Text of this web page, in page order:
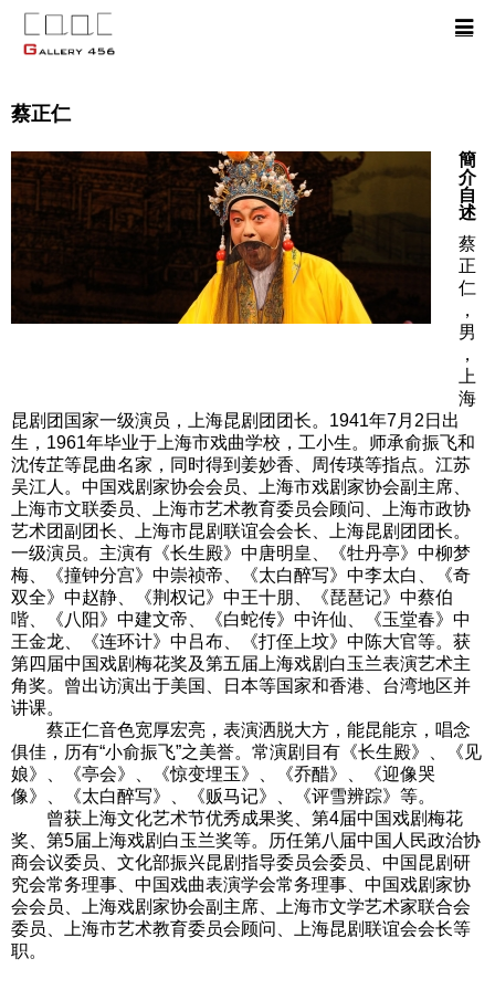
蔡正仁
簡
介
自
述
蔡
正
仁
，
男
，
上
海
昆剧团国家一级演员，上海昆剧团团长。1941年7月2日出
生，1961年毕业于上海市戏曲学校，工小生。师承俞振飞和
沈传芷等昆曲名家，同时得到姜妙香、周传瑛等指点。江苏
吴江人。中国戏剧家协会会员、上海市戏剧家协会副主席、
上海市文联委员、上海市艺术教育委员会顾问、上海市政协
艺术团副团长、上海市昆剧联谊会会长、上海昆剧团团长。
一级演员。主演有《长生殿》中唐明皇、《牡丹亭》中柳梦
梅、《撞钟分宫》中崇祯帝、《太白醉写》中李太白、《奇
双全》中赵静、《荆权记》中王十朋、《琵琶记》中蔡伯
喈、《八阳》中建文帝、《白蛇传》中许仙、《玉堂春》中
王金龙、《连环计》中吕布、《打侄上坟》中陈大官等。获
第四届中国戏剧梅花奖及第五届上海戏剧白玉兰表演艺术主
角奖。曾出访演出于美国、日本等国家和香港、台湾地区并
讲课。
蔡正仁音色宽厚宏亮，表演洒脱大方，能昆能京，唱念
俱佳，历有“小俞振飞”之美誉。常演剧目有《长生殿》、《见
娘》、《亭会》、《惊变埋玉》、《乔醋》、《迎像哭
像》、《太白醉写》、《贩马记》、《评雪辨踪》等。
曾获上海文化艺术节优秀成果奖、第4届中国戏剧梅花
奖、第5届上海戏剧白玉兰奖等。历任第八届中国人民政治协
商会议委员、文化部振兴昆剧指导委员会委员、中国昆剧研
究会常务理事、中国戏曲表演学会常务理事、中国戏剧家协
会会员、上海戏剧家协会副主席、上海市文学艺术家联合会
委员、上海市艺术教育委员会顾问、上海昆剧联谊会会长等
职。